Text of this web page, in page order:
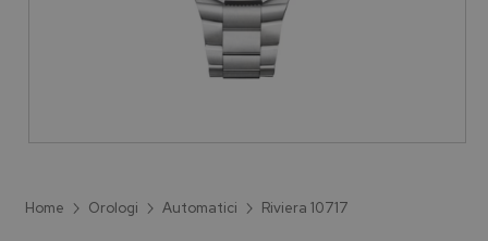
Home Orologi Automatici Riviera 10717